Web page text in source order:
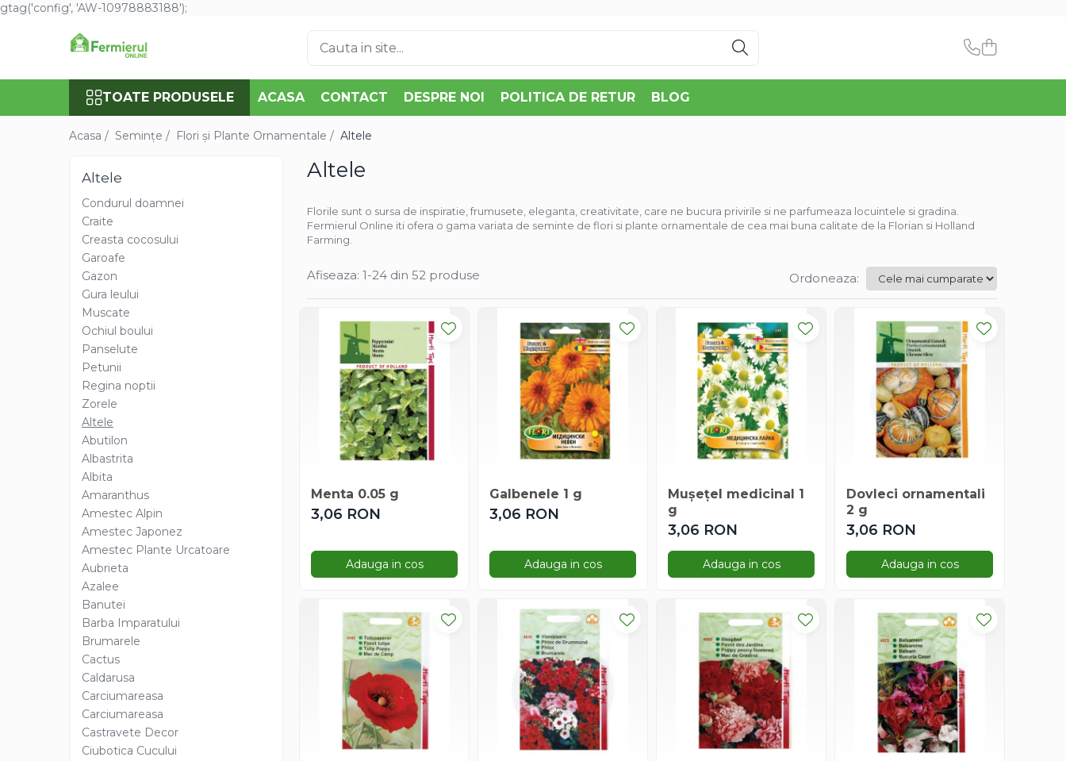
gtag('config', 'AW-10978883188');
Toate Produsele
Mazare furajera
Sfecla furajera
Flori și Plante Ornamentale
Condurul doamnei
Creasta cocosului
Ochiul boului
Regina noptii
Amestec Alpin
Amestec Japonez
Amestec Plante Urcatoare
TOATE PRODUSELE ACASA CONTACT DESPRE NOI POLITICA DE RETUR BLOG
Acasa / Semințe / Flori și Plante Ornamentale / Altele
Altele
Florile sunt o sursa de inspiratie, frumusete, eleganta, creativitate, care ne bucura privirile si ne parfumeaza locuintele si gradina.
Fermierul Online iti ofera o gama variata de seminte de flori si plante ornamentale de cea mai buna calitate de la Florian si Holland
Farming.
Altele
Condurul doamnei
Craite
Creasta cocosului
Garoafe
Gazon
Gura leului
Muscate
Ochiul boului
Panselute
Petunii
Regina noptii
Zorele
Altele
Abutilon
Albastrita
Albita
Amaranthus
Amestec Alpin
Amestec Japonez
Amestec Plante Urcatoare
Aubrieta
Azalee
Banutei
Barba Imparatului
Brumarele
Cactus
Caldarusa
Carciumareasa
Carciumareasa
Castravete Decor
Ciubotica Cucului
Afiseaza: 1-24 din 52 produse Ordoneaza:
Menta 0.05 g
3,06 RON
Adauga in cos
Galbenele 1 g
3,06 RON
Adauga in cos
Mușețel medicinal 1
g
3,06 RON
Adauga in cos
Dovleci ornamentali
2 g
3,06 RON
Adauga in cos